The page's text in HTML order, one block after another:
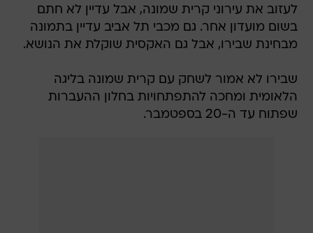
לעזוב את עירוני קרית שמונה, אבל עדיין לא חתם
בשום מועדון אחר. גם מכבי תל אביב עדיין בתמונה
מבחינת שבירו, אבל גם האקסית שוקלת את הנושא.
שבירו לא אמור לשחק עם קרית שמונה בליגה
הלאומית ומחכה להתפתחויות בחלון ההעברות
שפתוח עד ה-20 בספטמבר.